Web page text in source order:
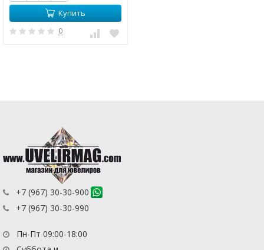
Купить
0
+7 (967) 30-30-900
+7 (967) 30-30-990
Пн-Пт 09:00-18:00